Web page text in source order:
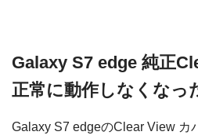
Galaxy S7 edge 純正
正常に動作しなくなっ
Galaxy S7 edgeのClear View カ